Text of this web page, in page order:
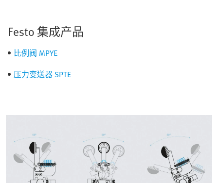
Festo 集成产品
比例阀 MPYE
压力变送器 SPTE